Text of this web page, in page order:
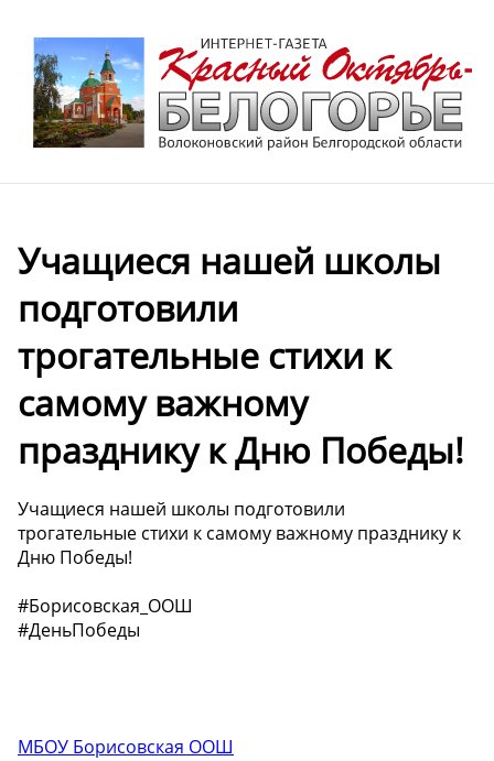
️Учащиеся нашей школы
подготовили
трогательные стихи к
самому важному
празднику к Дню Победы!
️Учащиеся нашей школы подготовили
трогательные стихи к самому важному празднику к
Дню Победы!
#Борисовская_ООШ
#ДеньПобеды
МБОУ Борисовская ООШ